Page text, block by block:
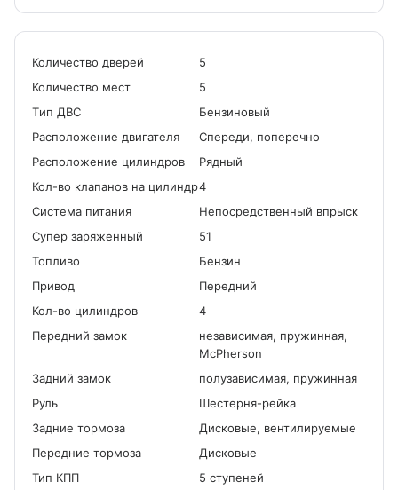
Количество дверей
5
Количество мест
5
Tип ДВС
Бензиновый
Расположение двигателя
Спереди, поперечно
Расположение цилиндров
Рядный
Кол-во клапанов на цилиндр4
Система питания
Непосредственный впрыск
Cупер заряженный
51
Топливо
Бензин
Привод
Передний
Кол-во цилиндров
4
Передний замок
независимая, пружинная,
McPherson
Задний замок
полузависимая, пружинная
Руль
Шестерня-рейка
Задние тормоза
Дисковые, вентилируемые
Передние тормоза
Дисковые
Тип КПП
5 ступеней